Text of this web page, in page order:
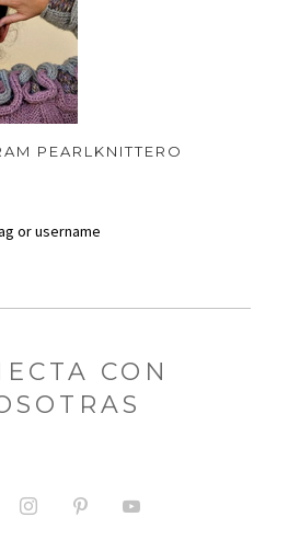
PEARLKNITTERO
or username
CON